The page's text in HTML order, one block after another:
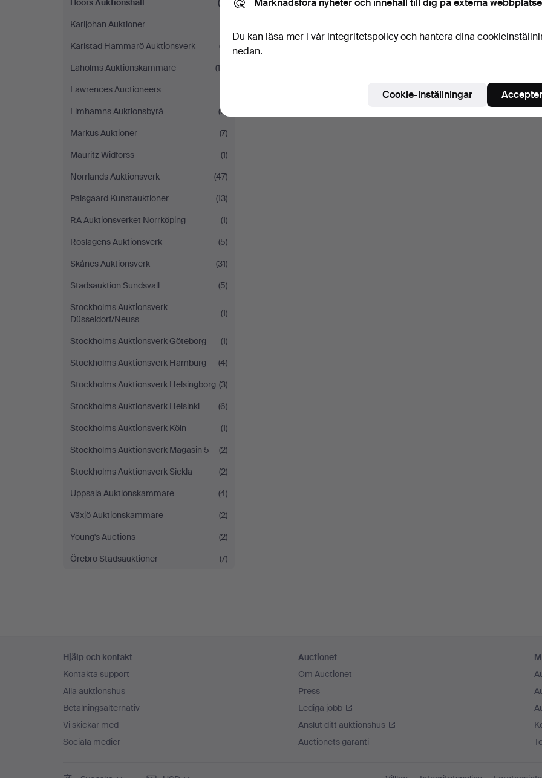
Höörs Auktionshall
(2)
Karljohan Auktioner
Karlstad Hammarö Auktionsverk
(3)
Laholms Auktionskammare
(10)
Lawrences Auctioneers
(7)
Limhamns Auktionsbyrå
(5)
Markus Auktioner
(7)
Mauritz Widforss
(1)
Norrlands Auktionsverk
(47)
Palsgaard Kunstauktioner
(13)
RA Auktionsverket Norrköping
(1)
Roslagens Auktionsverk
(5)
Skånes Auktionsverk
(31)
Stadsauktion Sundsvall
(5)
Stockholms Auktionsverk
Düsseldorf/Neuss
(1)
Stockholms Auktionsverk Göteborg
(1)
Stockholms Auktionsverk Hamburg
(4)
Stockholms Auktionsverk Helsingborg (3)
Stockholms Auktionsverk Helsinki
(6)
Stockholms Auktionsverk Köln
(1)
Stockholms Auktionsverk Magasin 5
(2)
Stockholms Auktionsverk Sickla
(2)
Uppsala Auktionskammare
(4)
Växjö Auktionskammare
(2)
Young's Auctions
(2)
Örebro Stadsauktioner
(7)
Hjälp och kontakt
Kontakta support
Alla auktionshus
Betalningsalternativ
Vi skickar med
Sociala medier
Auctionet
Om Auctionet
Press
Lediga jobb
Anslut ditt auktionshus
Auctionets garanti
Du kan läsa mer i vår integritetspolicyoch hantera dina
nedan.
Cookie-inställningar